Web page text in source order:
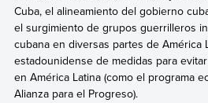
Cuba, el alineamiento del gobierno
el surgimiento de grupos guerrilleros
cubana en diversas partes de América
estadounidense de medidas para
en América Latina (como el programa
Alianza para el Progreso).